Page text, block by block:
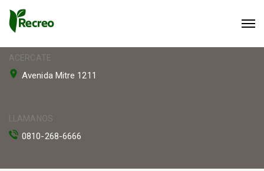
ACERCATE
Avenida Mitre 1211
LLAMANOS
0810-268-6666